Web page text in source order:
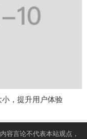
小，提升用户体验
容言论不代表本站观点，